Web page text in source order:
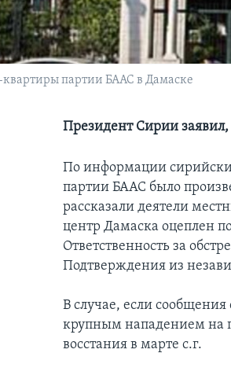
партии БААС в Дамаске
Президент Сирии заявил,
По информации
партии БААС было
рассказали деятели
центр Дамаска оцеплен
Ответственность за
Подтверждения из
В случае, если
крупным нападением на
восстания в марте с.г.